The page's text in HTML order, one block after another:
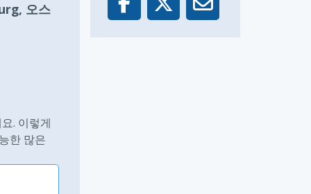
오스
. 이렇게
한 많은